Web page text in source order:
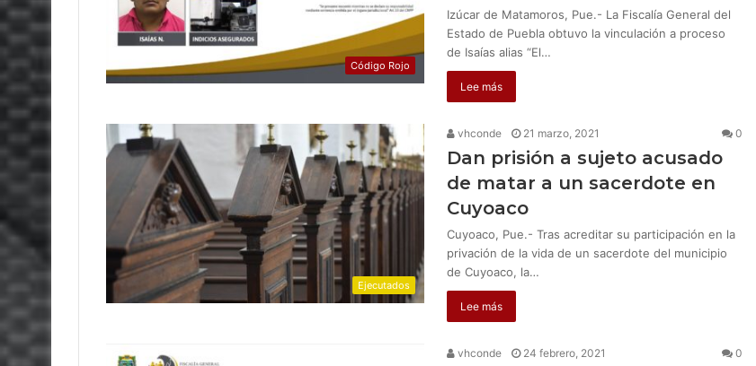
Código Rojo
Izúcar de Matamoros, Pue.- La Fiscalía General del
Estado de Puebla obtuvo la vinculación a proceso
de Isaías alias “El…
Lee más
Ejecutados
vhconde 21 marzo, 2021 0
Dan prisión a sujeto acusado
de matar a un sacerdote en
Cuyoaco
Cuyoaco, Pue.- Tras acreditar su participación en la
privación de la vida de un sacerdote del municipio
de Cuyoaco, la…
Lee más
vhconde 24 febrero, 2021 0